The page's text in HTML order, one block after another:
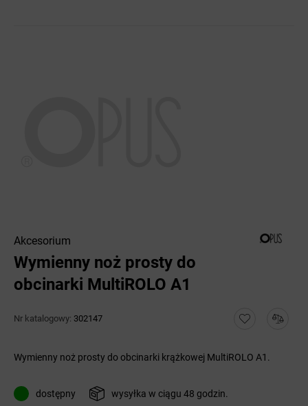
Akcesorium
Wymienny noż prosty do
obcinarki MultiROLO A1
Nr katalogowy: 302147
Wymienny noż prosty do obcinarki krążkowej MultiROLO A1.
dostępny wysyłka w ciągu 48 godzin.